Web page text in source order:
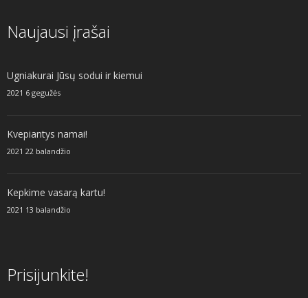
Naujausi įrašai
Ugniakurai Jūsų sodui ir kiemui
2021 6 gegužės
Kvepiantys namai!
2021 22 balandžio
Kepkime vasarą kartu!
2021 13 balandžio
Prisijunkite!